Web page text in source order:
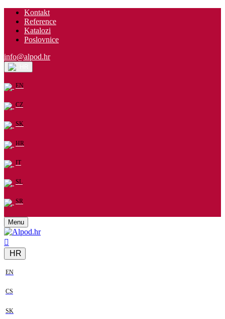
Kontakt
Reference
Katalozi
Poslovnice
info@alpod.hr
EN
CZ
SK
HR
IT
SL
SR
Menu
HR
EN
CS
SK